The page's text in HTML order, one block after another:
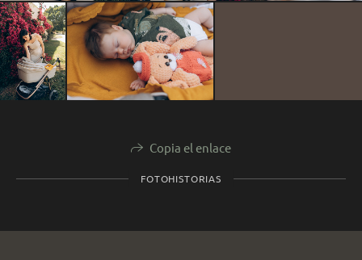
Copia el enlace
FOTOHISTORIAS